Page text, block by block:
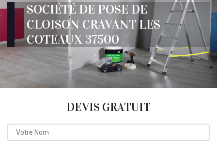
SOCIÉTÉ DE POSE DE
CLOISON CRAVANT LES
COTEAUX 37500
DEVIS GRATUIT